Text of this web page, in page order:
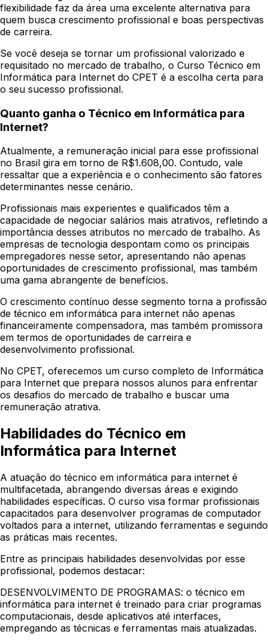
flexibilidade faz da área uma excelente alternativa para
quem busca crescimento profissional e boas perspectivas
de carreira.
Se você deseja se tornar um profissional valorizado e
requisitado no mercado de trabalho, o Curso Técnico em
Informática para Internet do CPET é a escolha certa para
o seu sucesso profissional.
Quanto ganha o Técnico em Informática para
Internet?
Atualmente, a remuneração inicial para esse profissional
no Brasil gira em torno de R$1.608,00. Contudo, vale
ressaltar que a experiência e o conhecimento são fatores
determinantes nesse cenário.
Profissionais mais experientes e qualificados têm a
capacidade de negociar salários mais atrativos, refletindo a
importância desses atributos no mercado de trabalho. As
empresas de tecnologia despontam como os principais
empregadores nesse setor, apresentando não apenas
oportunidades de crescimento profissional, mas também
uma gama abrangente de benefícios.
O crescimento contínuo desse segmento torna a profissão
de técnico em informática para internet não apenas
financeiramente compensadora, mas também promissora
em termos de oportunidades de carreira e
desenvolvimento profissional.
No CPET, oferecemos um curso completo de Informática
para Internet que prepara nossos alunos para enfrentar
os desafios do mercado de trabalho e buscar uma
remuneração atrativa.
Habilidades do Técnico em
Informática para Internet
A atuação do técnico em informática para internet é
multifacetada, abrangendo diversas áreas e exigindo
habilidades específicas. O curso visa formar profissionais
capacitados para desenvolver programas de computador
voltados para a internet, utilizando ferramentas e seguindo
as práticas mais recentes.
Entre as principais habilidades desenvolvidas por esse
profissional, podemos destacar:
DESENVOLVIMENTO DE PROGRAMAS: o técnico em
informática para internet é treinado para criar programas
computacionais, desde aplicativos até interfaces,
empregando as técnicas e ferramentas mais atualizadas.